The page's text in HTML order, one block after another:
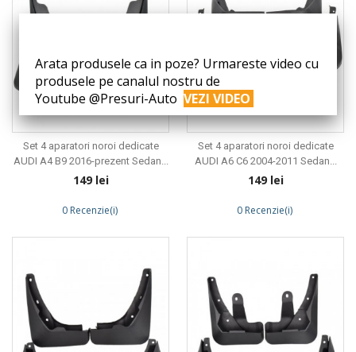
Set 4 aparatori noroi dedicate
AUDI A4 B9 2016-prezent Sedan...
Preț
149 lei
0 Recenzie(i)
Set 4 aparatori noroi dedicate
AUDI A6 C6 2004-2011 Sedan...
Preț
149 lei
0 Recenzie(i)
Arata produsele ca in poze? Urmareste video cu
produsele pe canalul nostru de
Youtube @Presuri-Auto VEZI VIDEO